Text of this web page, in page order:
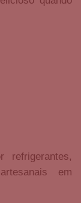
refrigerantes,
em